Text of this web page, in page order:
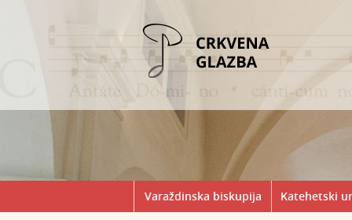
Varaždinska biskupija Katehetski